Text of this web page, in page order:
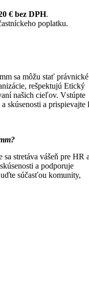
€ bez DPH.
poplatku.
sa môžu stať právnické
rešpektujú Etický
našich cieľov. Vstúpte
skúsenosti a prispievajte
stretáva vášeň pre HR
a podporuje
súčasťou komunity,